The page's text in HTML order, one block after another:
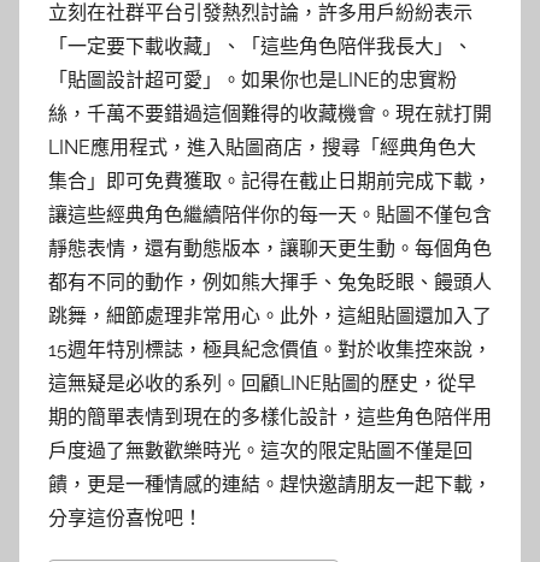
立刻在社群平台引發熱烈討論，許多用戶紛紛表示
「一定要下載收藏」、「這些角色陪伴我長大」、
「貼圖設計超可愛」。如果你也是LINE的忠實粉
絲，千萬不要錯過這個難得的收藏機會。現在就打開
LINE應用程式，進入貼圖商店，搜尋「經典角色大
集合」即可免費獲取。記得在截止日期前完成下載，
讓這些經典角色繼續陪伴你的每一天。貼圖不僅包含
靜態表情，還有動態版本，讓聊天更生動。每個角色
都有不同的動作，例如熊大揮手、兔兔眨眼、饅頭人
跳舞，細節處理非常用心。此外，這組貼圖還加入了
15週年特別標誌，極具紀念價值。對於收集控來說，
這無疑是必收的系列。回顧LINE貼圖的歷史，從早
期的簡單表情到現在的多樣化設計，這些角色陪伴用
戶度過了無數歡樂時光。這次的限定貼圖不僅是回
饋，更是一種情感的連結。趕快邀請朋友一起下載，
分享這份喜悅吧！